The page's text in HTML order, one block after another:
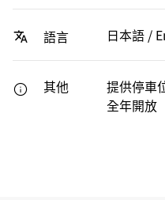
語言 日本語 /
其他
提供停車
全年開放